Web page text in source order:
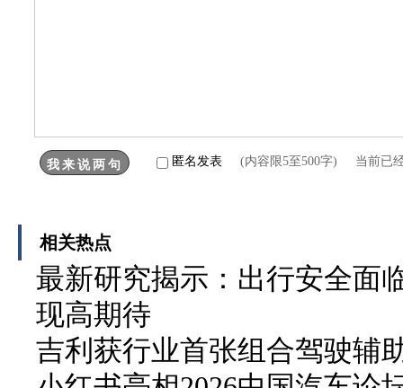
匿名发表 (内容限5至500字) 当前已
相关热点
最新研究揭示：出行安全面
现高期待
吉利获行业首张组合驾驶辅